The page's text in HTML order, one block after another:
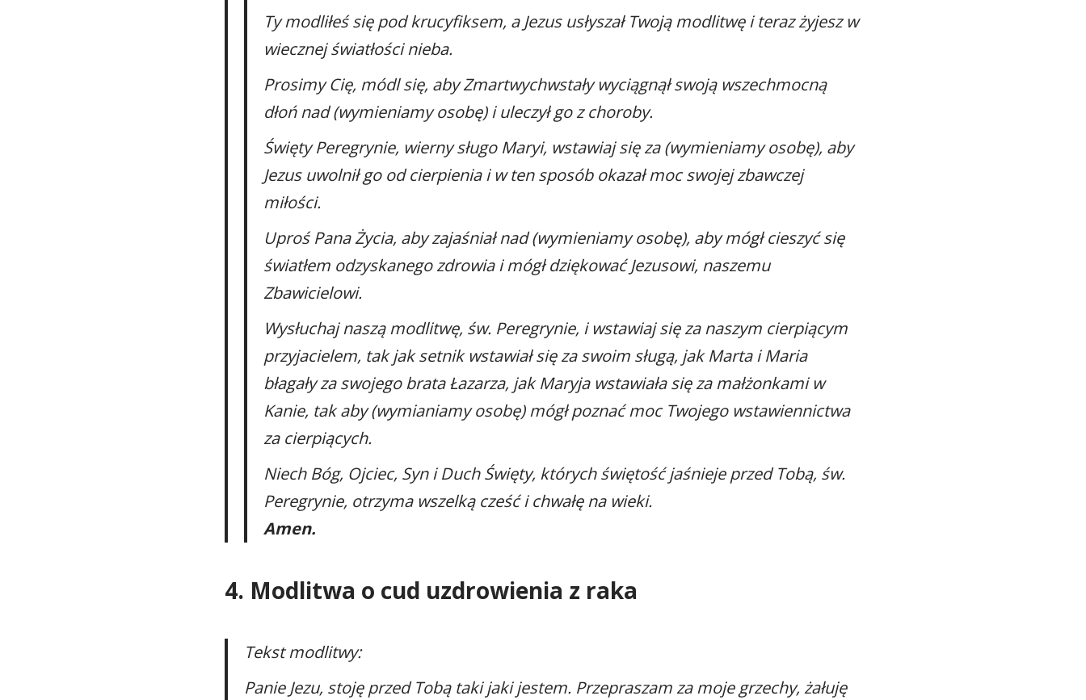
Ty modliłeś się pod krucyfiksem, a Jezus usłyszał Twoją modlitwę i teraz żyjesz w
wiecznej światłości nieba.
Prosimy Cię, módl się, aby Zmartwychwstały wyciągnął swoją wszechmocną
dłoń nad (wymieniamy osobę) i uleczył go z choroby.
Święty Peregrynie, wierny sługo Maryi, wstawiaj się za (wymieniamy osobę), aby
Jezus uwolnił go od cierpienia i w ten sposób okazał moc swojej zbawczej
miłości.
Uproś Pana Życia, aby zajaśniał nad (wymieniamy osobę), aby mógł cieszyć się
światłem odzyskanego zdrowia i mógł dziękować Jezusowi, naszemu
Zbawicielowi.
Wysłuchaj naszą modlitwę, św. Peregrynie, i wstawiaj się za naszym cierpiącym
przyjacielem, tak jak setnik wstawiał się za swoim sługą, jak Marta i Maria
błagały za swojego brata Łazarza, jak Maryja wstawiała się za małżonkami w
Kanie, tak aby (wymianiamy osobę) mógł poznać moc Twojego wstawiennictwa
za cierpiących.
Niech Bóg, Ojciec, Syn i Duch Święty, których świętość jaśnieje przed Tobą, św.
Peregrynie, otrzyma wszelką cześć i chwałę na wieki.
Amen.
4. Modlitwa o cud uzdrowienia z raka
Tekst modlitwy:
Panie Jezu, stoję przed Tobą taki jaki jestem. Przepraszam za moje grzechy, żałuję